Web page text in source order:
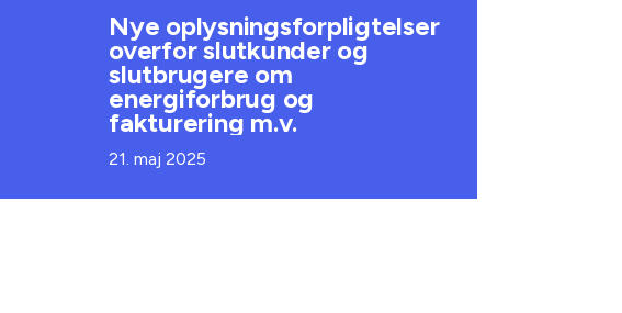
Nye oplysningsforpligtelser
overfor slutkunder og
slutbrugere om
energiforbrug og
fakturering m.v.
21. maj 2025